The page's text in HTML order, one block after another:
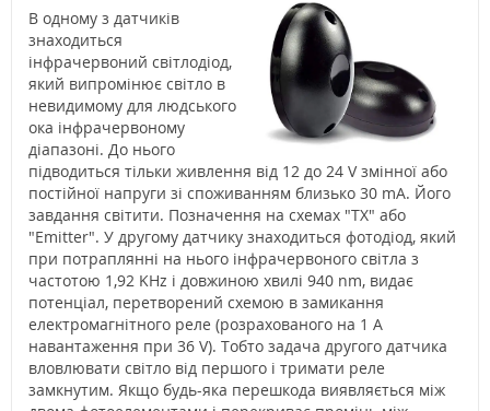
В одному з датчиків
знаходиться
інфрачервоний світлодіод,
який випромінює світло в
невидимому для людського
ока інфрачервоному
діапазоні. До нього
підводиться тільки живлення від 12 до 24 V змінної або
постійної напруги зі споживанням близько 30 mA. Його
завдання світити. Позначення на схемах "ТХ" або
"Emitter". У другому датчику знаходиться фотодіод, який
при потраплянні на нього інфрачервоного світла з
частотою 1,92 KHz і довжиною хвилі 940 nm, видає
потенціал, перетворений схемою в замикання
електромагнітного реле (розрахованого на 1 A
навантаження при 36 V). Тобто задача другого датчика
вловлювати світло від першого і тримати реле
замкнутим. Якщо будь-яка перешкода виявляється між